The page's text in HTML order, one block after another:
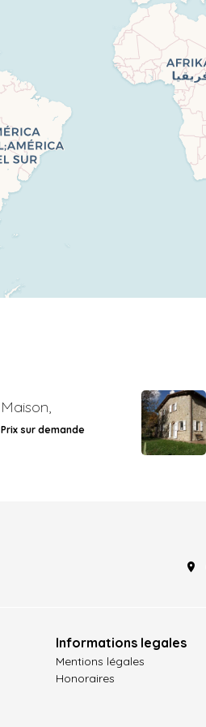
Maison,
Prix sur demande
Informations legales
Mentions légales
Honoraires